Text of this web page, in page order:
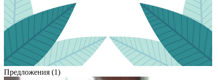
Предложения (1)